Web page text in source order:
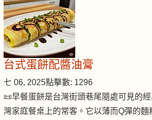
台式蛋餅配醬油膏
七 06, 2025點擊數: 1296
📜早餐蛋餅是台灣街頭巷尾隨處可見的
灣家庭餐桌上的常客。它以薄而Q彈的